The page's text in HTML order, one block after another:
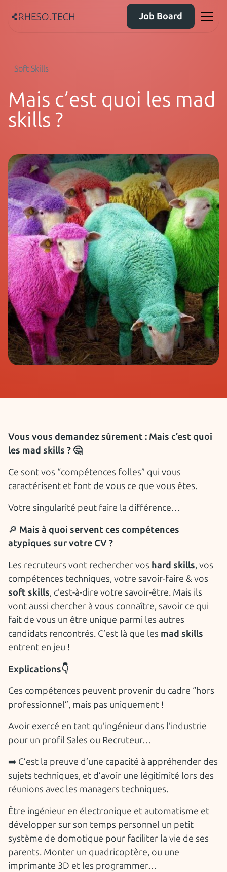
Job Board
Soft Skills
Mais c’est quoi les mad
skills ?
Vous vous demandez sûrement : Mais c’est quoi
les mad skills ? 🤔
Ce sont vos “compétences folles” qui vous
caractérisent et font de vous ce que vous êtes.
Votre singularité peut faire la différence…
🔎 Mais à quoi servent ces compétences
atypiques sur votre CV ?
Les recruteurs vont rechercher vos hard skills, vos
compétences techniques, votre savoir-faire & vos
soft skills, c’est-à-dire votre savoir-être. Mais ils
vont aussi chercher à vous connaître, savoir ce qui
fait de vous un être unique parmi les autres
candidats rencontrés. C’est là que les mad skills
entrent en jeu !
Explications👇
Ces compétences peuvent provenir du cadre “hors
professionnel”, mais pas uniquement !
Avoir exercé en tant qu’ingénieur dans l’industrie
pour un profil Sales ou Recruteur…
➡️ C’est la preuve d’une capacité à appréhender des
sujets techniques, et d’avoir une légitimité lors des
réunions avec les managers techniques.
Être ingénieur en électronique et automatisme et
développer sur son temps personnel un petit
système de domotique pour faciliter la vie de ses
parents. Monter un quadricoptère, ou une
imprimante 3D et les programmer…